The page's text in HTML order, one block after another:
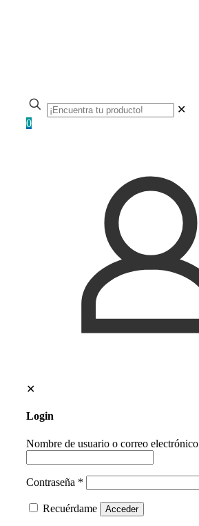
✕
0
✕
Login
Nombre de usuario o correo electrónico
Contraseña *
Recuérdame Acceder